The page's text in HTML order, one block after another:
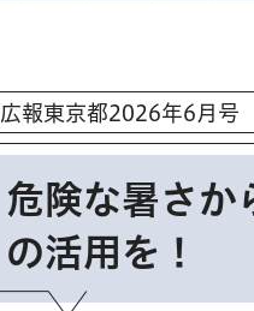
広報東京都2026年6月号
危険な暑さか
の活用を！